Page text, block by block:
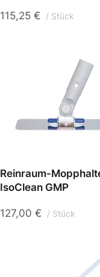
115,25 € Stück
Reinraum-
IsoClean GMP
127,00 € Stück